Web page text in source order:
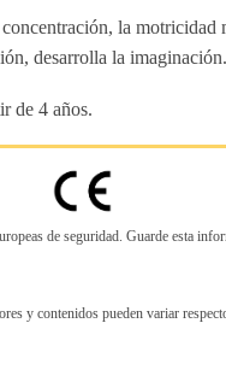
la motricidad
desarrolla la imaginación.
de 4 años.
de seguridad. Guarde esta
y contenidos pueden variar